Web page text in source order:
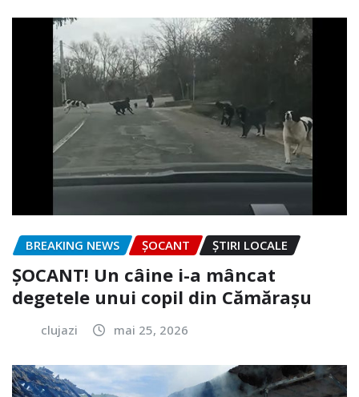
BREAKING NEWS ȘOCANT ȘTIRI LOCALE
ȘOCANT! Un câine i-a mâncat
degetele unui copil din Cămărașu
clujazi mai 25, 2026